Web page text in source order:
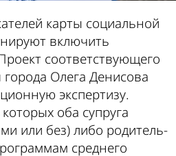
карты социальной
включить
соответствующего
Олега Денисова
экспертизу.
оба супруга
или без) либо родитель-
среднего